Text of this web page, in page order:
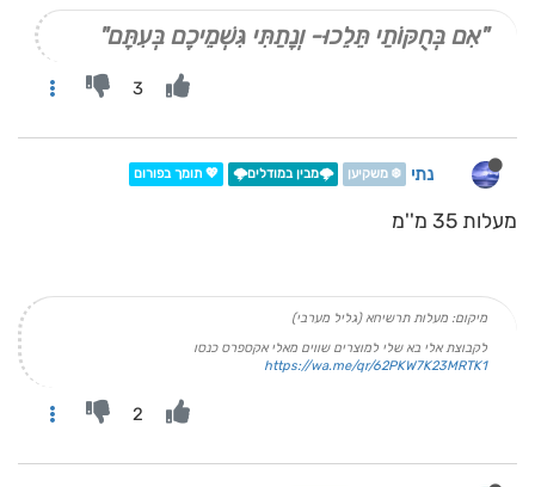
"אִם בְּחֻקּוֹתַי תֵּלֵכוּ- וְנָתַתִּי גִּשְׁמֵיכֶם בְּעִתָּם"
3
נתי ❄️ משקיען 🌩️מבין במודלים🌩️ 💖 תומך בפורום
מעלות 35 מ''מ
מיקום: מעלות תרשיחא (גליל מערבי)
לקבוצת אלי בא שלי למוצרים שווים מאלי אקספרס כנסו
https://wa.me/qr/62PKW7K23MRTK1
2